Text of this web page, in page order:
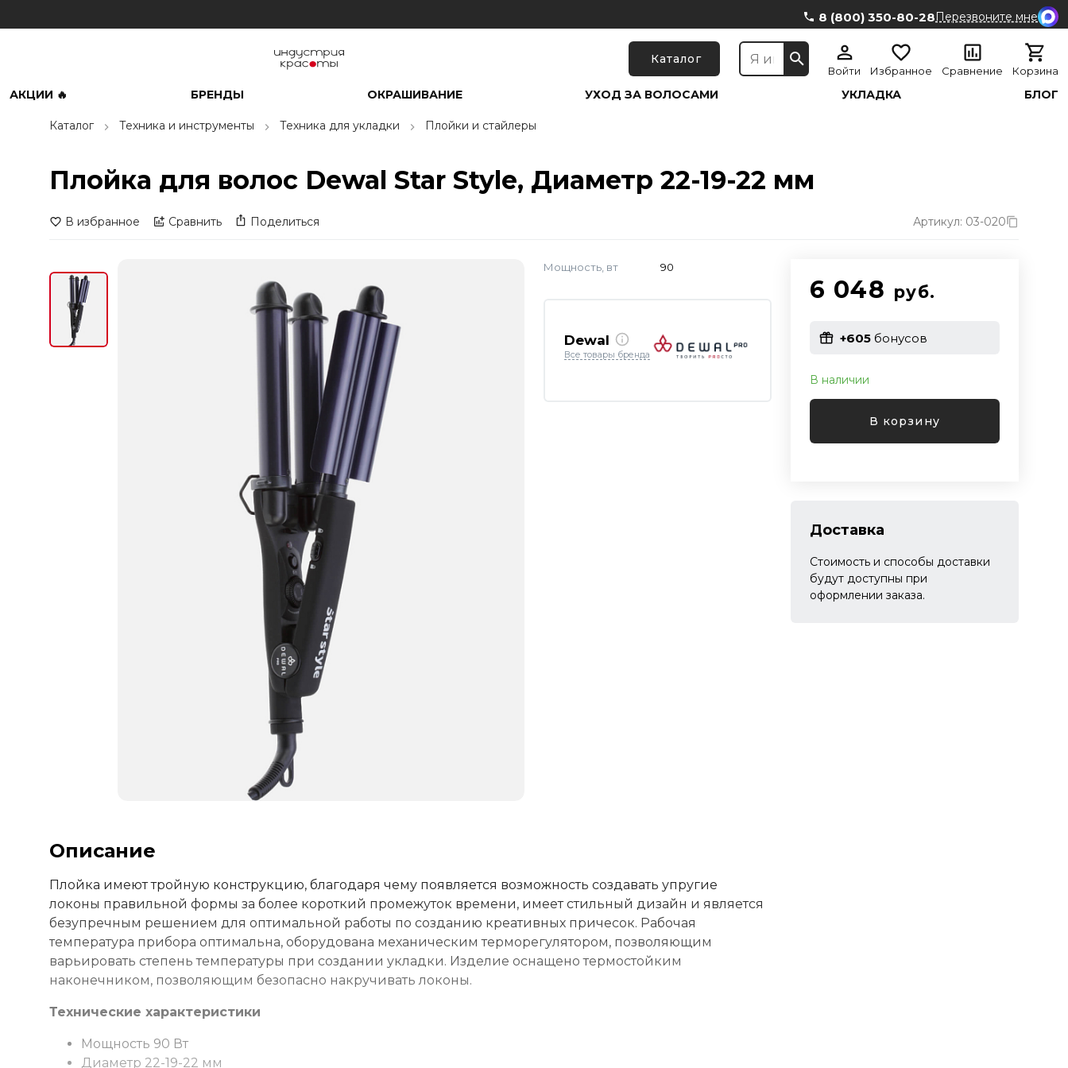
8 (800) 350-80-28Перезвоните мне
Каталог
Войти Избранное Сравнение Корзина
АКЦИИ 🔥 БРЕНДЫ ОКРАШИВАНИЕ УХОД ЗА ВОЛОСАМИ УКЛАДКА БЛОГ
Каталог Техника и инструменты Техника для укладки Плойки и стайлеры
Плойка для волос Dewal Star Style, Диаметр 22-19-22 мм
В избранное Сравнить Поделиться Артикул: 03-020
Мощность, вт 90
Dewal
Все товары бренда
6 048 руб.
+605бонусов
В наличии
В корзину
Доставка
Стоимость и способы доставки
будут доступны при
оформлении заказа.
Описание
Плойка имеют тройную конструкцию, благодаря чему появляется возможность создавать упругие
локоны правильной формы за более короткий промежуток времени, имеет стильный дизайн и является
безупречным решением для оптимальной работы по созданию креативных причесок. Рабочая
температура прибора оптимальна, оборудована механическим терморегулятором, позволяющим
варьировать степень температуры при создании укладки. Изделие оснащено термостойким
наконечником, позволяющим безопасно накручивать локоны.
Технические характеристики
Мощность 90 Вт
Диаметр 22-19-22 мм